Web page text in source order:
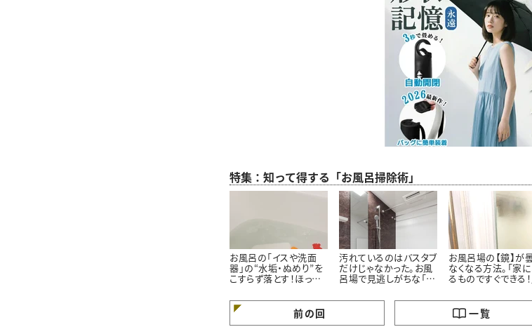
特集：知って得する「お風呂掃除術」
お風呂の「イスや洗面
器」の“水垢・ぬめり”を
こすらず落とす！ほった
汚れているのはバスタブ
だけじゃなかった。お風
呂場で見逃しがちな「意
所」とは
お風呂場の【鏡】が
なくなる方法。「家
るものですぐできる！
いんだ…」
前の回 一覧